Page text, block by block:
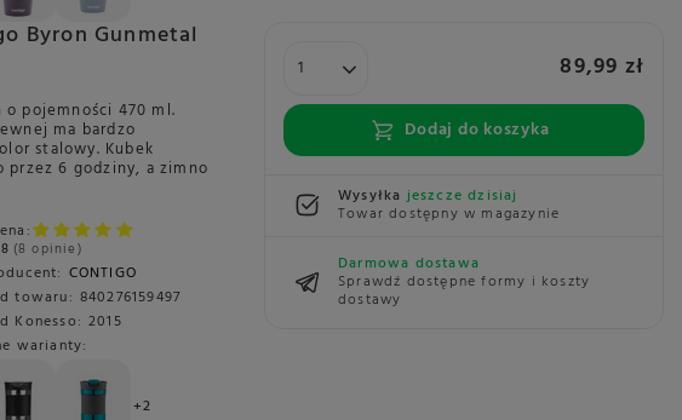
Byron Gunmetal
pojemności 470 ml.
ma bardzo
stalowy. Kubek
przez 6 godziny, a zimno
8 opinie
CONTIGO
towaru: 840276159497
Konesso: 2015
warianty:
+2
89,99 zł
Dodaj do koszyka
Wysyłkajeszcze dzisiaj
Towar dostępny w magazynie
Darmowa dostawa
Sprawdź dostępne formy i koszty
dostawy